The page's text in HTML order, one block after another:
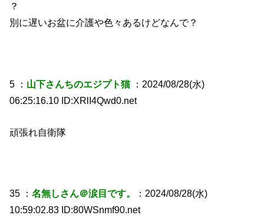
？
別に遅いお盆に介護や色々あるけどなんで？
5 ： 山下さんちのエジプト猫 ：2024/08/28(水)
06:25:16.10 ID:XRlI4Qwd0.net
頑張れ自衛隊
35 ：名無しさん＠涙目です。
：2024/08/28(水)
10:59:02.83 ID:80WSnmf90.net